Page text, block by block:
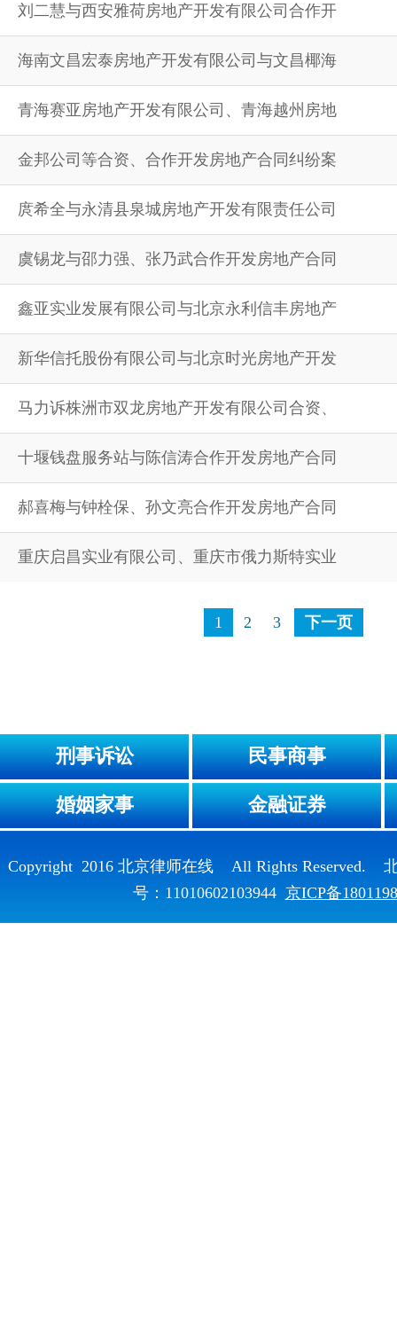
刘二慧与西安雅荷房地产开发有限公司合作开
海南文昌宏泰房地产开发有限公司与文昌椰海
青海赛亚房地产开发有限公司、青海越州房地
金邦公司等合资、合作开发房地产合同纠纷案
庹希全与永清县泉城房地产开发有限责任公司
虞锡龙与邵力强、张乃武合作开发房地产合同
鑫亚实业发展有限公司与北京永利信丰房地产
新华信托股份有限公司与北京时光房地产开发
马力诉株洲市双龙房地产开发有限公司合资、
十堰钱盘服务站与陈信涛合作开发房地产合同
郝喜梅与钟栓保、孙文亮合作开发房地产合同
重庆启昌实业有限公司、重庆市俄力斯特实业
1 2 3 下一页
刑事诉讼 民事商事
婚姻家事 金融证券
Copyright 2016 北京律师在线 All Rights Reserved.
号：11010602103944 京ICP备